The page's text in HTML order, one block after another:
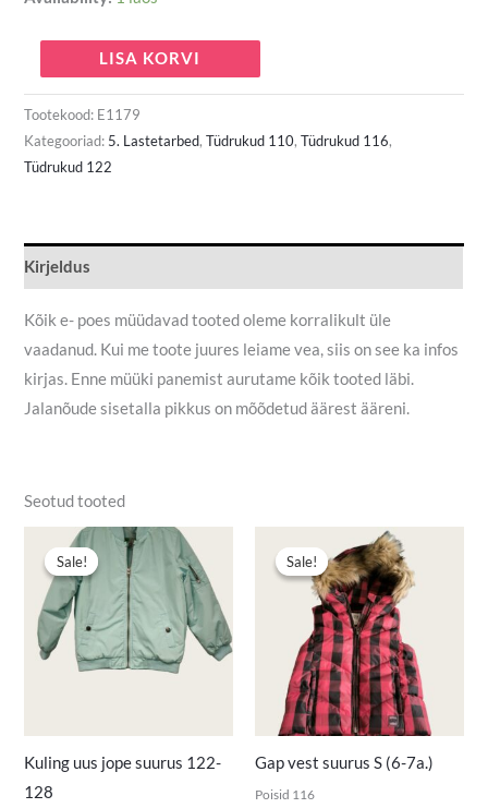
LISA KORVI
Tootekood: E1179
Kategooriad: 5. Lastetarbed,Tüdrukud 110,Tüdrukud 116,
Tüdrukud 122
Kirjeldus
Kõik e- poes müüdavad tooted oleme korralikult üle
vaadanud. Kui me toote juures leiame vea, siis on see ka infos
kirjas. Enne müüki panemist aurutame kõik tooted läbi.
Jalanõude sisetalla pikkus on mõõdetud äärest ääreni.
Seotud tooted
Sale!
Sale!
Kuling uus jope suurus 122-
128
Algne
hind
oli:
18,90 €.
Praegune
hind
on:
12,00 €.
Sale!
Sale!
Gap vest suurus S (6-7a.)
Poisid 116
hind
oli:
8,00 €.
Praegune
hind
on:
5,50 €.